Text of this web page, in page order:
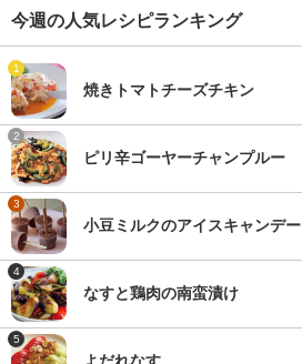
今週の人気レシピランキング
1
焼きトマトチーズチキン
2
ピリ辛ゴーヤーチャンプルー
3
小豆ミルクのアイスキャンデー
4
なすと鶏肉の南蛮漬け
5